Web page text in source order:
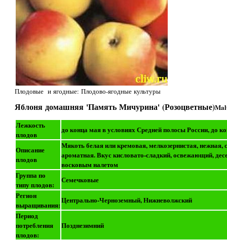
Плодовые и ягодные: Плодово-ягодные культуры
Яблоня домашняя 'Память Мичурина' (Розоцветные)
Лежкость
плодов
до конца мая в условиях Средней полосы России, до
Описание
плодов
Мякоть белая или кремовая, мелкозернистая, нежная,
ароматная. Вкус кисловато-сладкий, освежающий,
восковым налетом
Группа по
типу плодов:
Семечковые
Регион
выращивания:
Центрально-Черноземный, Нижневолжский
Период
потребления
плодов:
Позднезимний